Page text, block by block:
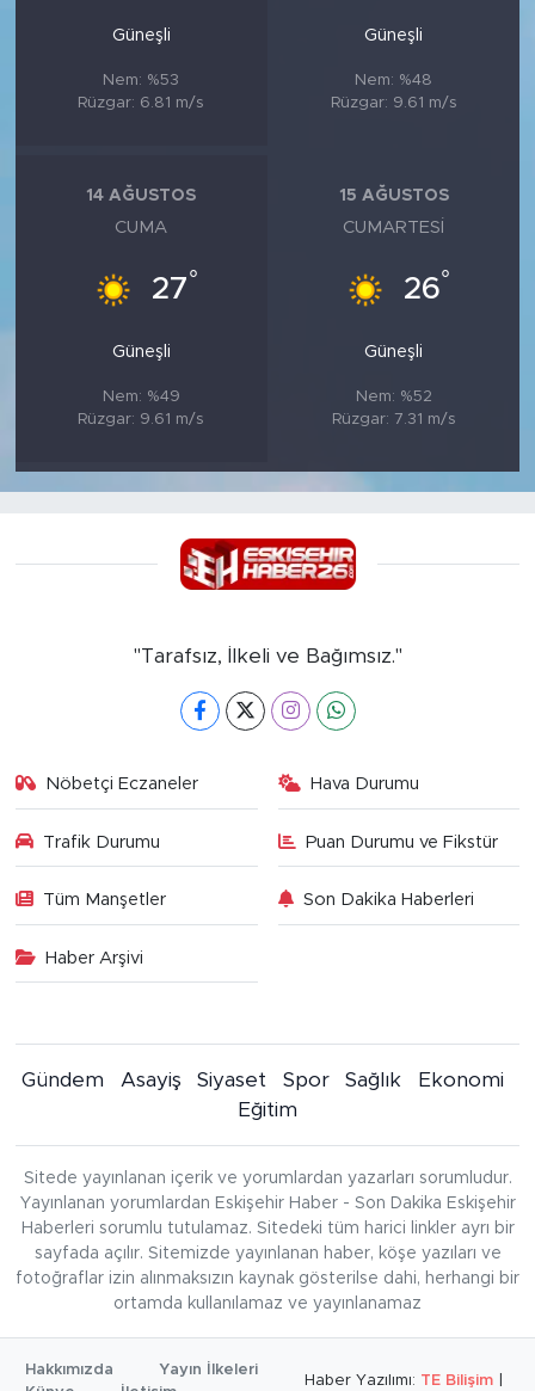
Güneşli
Nem: %53
Rüzgar: 6.81 m/s
Güneşli
Nem: %48
Rüzgar: 9.61 m/s
14 AĞUSTOS
CUMA
27°
Güneşli
Nem: %49
Rüzgar: 9.61 m/s
15 AĞUSTOS
CUMARTESI
26°
Güneşli
Nem: %52
Rüzgar: 7.31 m/s
"Tarafsız, İlkeli ve Bağımsız."
Nöbetçi Eczaneler Hava Durumu
Trafik Durumu Puan Durumu ve Fikstür
Tüm Manşetler Son Dakika Haberleri
Haber Arşivi
Gündem Asayiş Siyaset Spor Sağlık
Ekonomi
Eğitim
Sitede yayınlanan içerik ve yorumlardan yazarları sorumludur.
Yayınlanan yorumlardan Eskişehir Haber - Son Dakika Eskişehir
Haberleri sorumlu tutulamaz. Sitedeki tüm harici linkler ayrı bir
sayfada açılır. Sitemizde yayınlanan haber, köşe yazıları ve
fotoğraflar izin alınmaksızın kaynak gösterilse dahi, herhangi bir
ortamda kullanılamaz ve yayınlanamaz
Hakkımızda
Yayın İlkeleri
Haber Yazılımı: TE Bilişim